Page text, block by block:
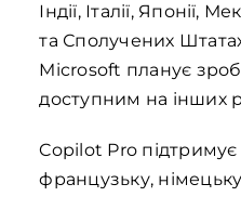
Індії, Італії, Японії,
та Сполучених
Microsoft планує
доступним на інших
Copilot Pro підтримує
французьку,